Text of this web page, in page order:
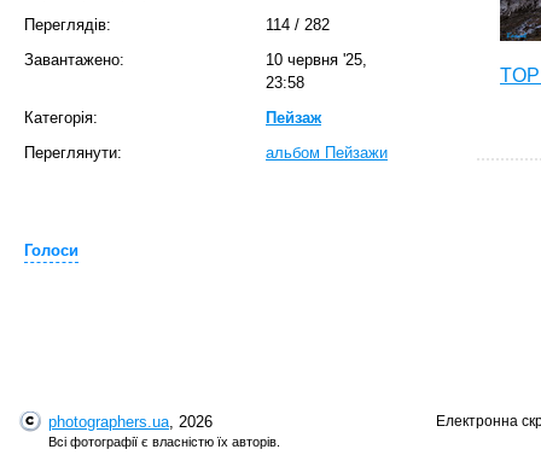
Переглядів:
114 / 282
Завантажено:
10 червня '25,
23:58
Категорія:
Пейзаж
Переглянути:
альбом Пейзажи
Голоси
photographers.ua, 2026
Всі фотографії є власністю їх авторів.
Електронна